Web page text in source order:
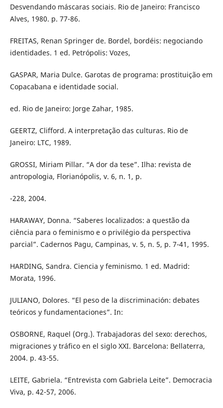
Desvendando máscaras sociais. Rio de Janeiro: Francisco
Alves, 1980. p. 77-86.
FREITAS, Renan Springer de. Bordel, bordéis: negociando
identidades. 1 ed. Petrópolis: Vozes,
GASPAR, Maria Dulce. Garotas de programa: prostituição em
Copacabana e identidade social.
ed. Rio de Janeiro: Jorge Zahar, 1985.
GEERTZ, Clifford. A interpretação das culturas. Rio de
Janeiro: LTC, 1989.
GROSSI, Miriam Pillar. “A dor da tese”. Ilha: revista de
antropologia, Florianópolis, v. 6, n. 1, p.
-228, 2004.
HARAWAY, Donna. “Saberes localizados: a questão da
ciência para o feminismo e o privilégio da perspectiva
parcial”. Cadernos Pagu, Campinas, v. 5, n. 5, p. 7-41, 1995.
HARDING, Sandra. Ciencia y feminismo. 1 ed. Madrid:
Morata, 1996.
JULIANO, Dolores. “El peso de la discriminación: debates
teóricos y fundamentaciones”. In:
OSBORNE, Raquel (Org.). Trabajadoras del sexo: derechos,
migraciones y tráfico en el siglo XXI. Barcelona: Bellaterra,
2004. p. 43-55.
LEITE, Gabriela. “Entrevista com Gabriela Leite”. Democracia
Viva, p. 42-57, 2006.